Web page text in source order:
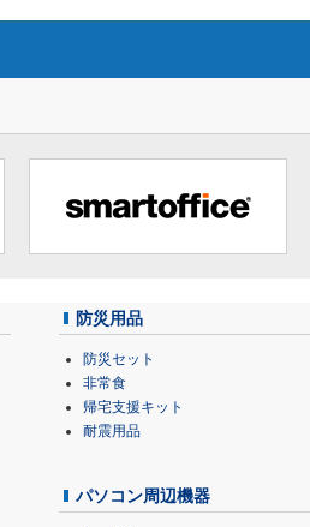
防災用品
防災セット
非常食
帰宅支援キット
耐震用品
パソコン周辺機器